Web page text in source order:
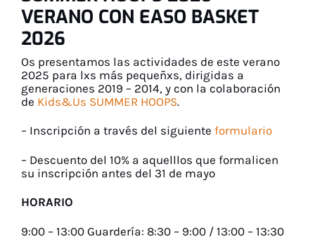
VERANO CON EASO BASKET
2026
Os presentamos las actividades de este verano
2025 para lxs más pequeñxs, dirigidas a
generaciones 2019 – 2014, y con la colaboración
de Kids&Us SUMMER HOOPS.
– Inscripción a través del siguiente formulario
– Descuento del 10% a aquelllos que formalicen
su inscripción antes del 31 de mayo
HORARIO
9:00 – 13:00 Guardería: 8:30 – 9:00 / 13:00 – 13:30